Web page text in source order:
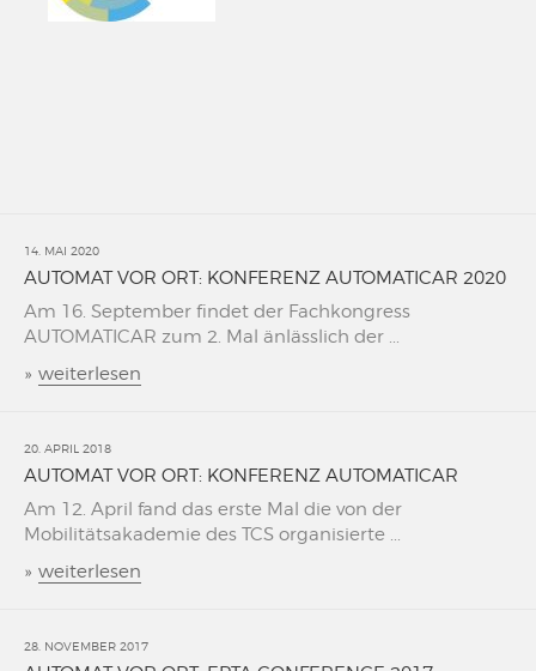
14. MAI 2020
AUTOMAT VOR ORT: KONFERENZ AUTOMATICAR 2020
Am 16. September findet der Fachkongress
AUTOMATICAR zum 2. Mal änlässlich der ...
» weiterlesen
20. APRIL 2018
AUTOMAT VOR ORT: KONFERENZ AUTOMATICAR
Am 12. April fand das erste Mal die von der
Mobilitätsakademie des TCS organisierte ...
» weiterlesen
28. NOVEMBER 2017